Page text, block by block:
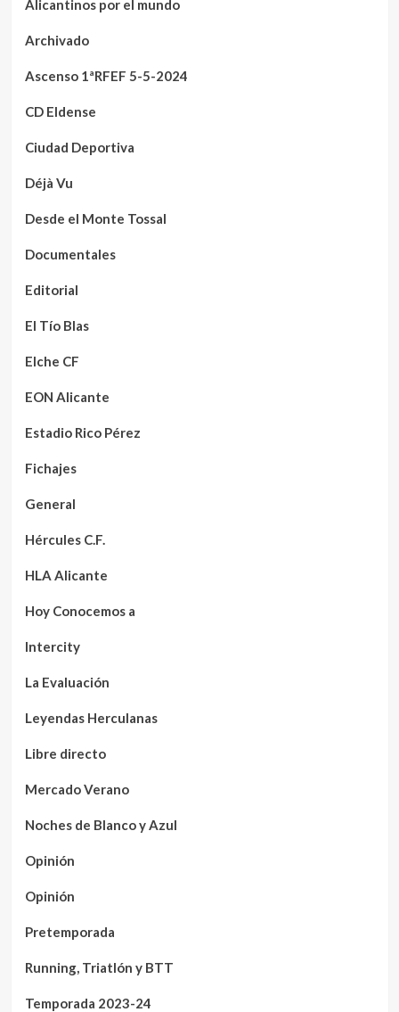
Alicantinos por el mundo
Archivado
Ascenso 1ªRFEF 5-5-2024
CD Eldense
Ciudad Deportiva
Déjà Vu
Desde el Monte Tossal
Documentales
Editorial
El Tío Blas
Elche CF
EON Alicante
Estadio Rico Pérez
Fichajes
General
Hércules C.F.
HLA Alicante
Hoy Conocemos a
Intercity
La Evaluación
Leyendas Herculanas
Libre directo
Mercado Verano
Noches de Blanco y Azul
Opinión
Opinión
Pretemporada
Running, Triatlón y BTT
Temporada 2023-24